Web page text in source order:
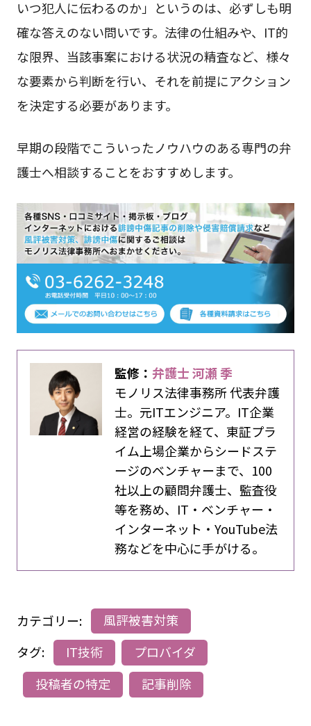
いつ犯人に伝わるのか」というのは、必ずしも明
確な答えのない問いです。法律の仕組みや、IT的
な限界、当該事案における状況の精査など、様々
な要素から判断を行い、それを前提にアクション
を決定する必要があります。
早期の段階でこういったノウハウのある専門の弁
護士へ相談することをおすすめします。
監修：弁護士 河瀬 季
モノリス法律事務所 代表弁護
士。元ITエンジニア。IT企業
経営の経験を経て、東証プラ
イム上場企業からシードステ
ージのベンチャーまで、100
社以上の顧問弁護士、監査役
等を務め、IT・ベンチャー・
インターネット・YouTube法
務などを中心に手がける。
カテゴリー:
風評被害対策
タグ:
IT技術
プロバイダ
投稿者の特定
記事削除